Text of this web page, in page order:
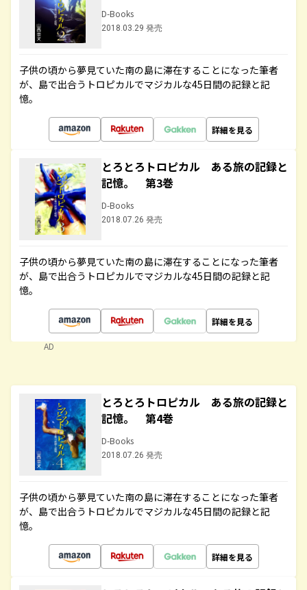
D-Books
2018.03.29 発売
子供の頃から夢見ていた南の島に滞在することになった筆者
が、島で出合うトロピカルでマジカルな45日間の記録と記
憶。
詳細を見る
とろとろトロピカル ある旅の記録と
記憶。 第3巻
D-Books
2018.07.26 発売
子供の頃から夢見ていた南の島に滞在することになった筆者
が、島で出合うトロピカルでマジカルな45日間の記録と記
憶。
詳細を見る
AD
とろとろトロピカル ある旅の記録と
記憶。 第4巻
D-Books
2018.07.26 発売
子供の頃から夢見ていた南の島に滞在することになった筆者
が、島で出合うトロピカルでマジカルな45日間の記録と記
憶。
詳細を見る